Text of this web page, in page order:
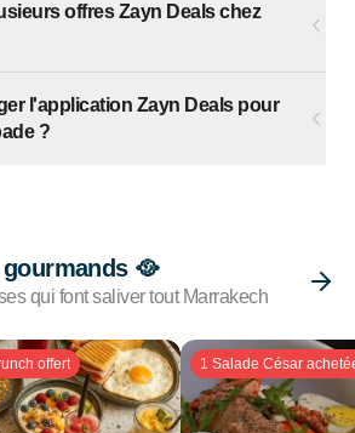
offres Zayn Deals chez
l'application Zayn Deals pour
?
🥘
qui font saliver tout Marrakech
offert 1 Salade César